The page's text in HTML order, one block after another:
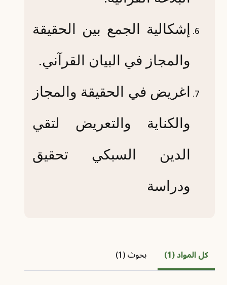
إشكالية الجمع بين الحقيقة
والمجاز في البيان القرآني.
اغريض في الحقيقة والمجاز
والكناية والتعريض لتقي
الدين السبكي تحقيق
ودراسة
كل المواد (1) بحوث (1)